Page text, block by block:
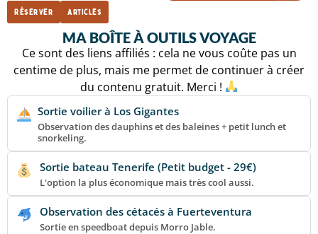
Réserver Articles
MA BOÎTE À OUTILS VOYAGE
Ce sont des liens affiliés : cela ne vous coûte pas un
centime de plus, mais me permet de continuer à créer
du contenu gratuit. Merci !
Sortie voilier à Los Gigantes
Observation des dauphins et des baleines + petit lunch et
snorkeling.
Sortie bateau Tenerife (Petit budget - 29€)
L'option la plus économique mais très cool aussi.
Observation des cétacés à Fuerteventura
Sortie en speedboat depuis Morro Jable.